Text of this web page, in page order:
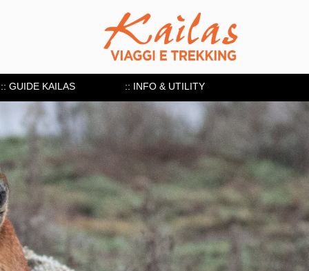
:: GUIDE KAILAS :: INFO & UTILITY